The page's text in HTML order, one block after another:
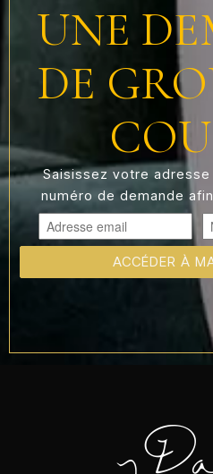
UNE
DE
Saisissez votre
numéro de demande
ACCÉDER À